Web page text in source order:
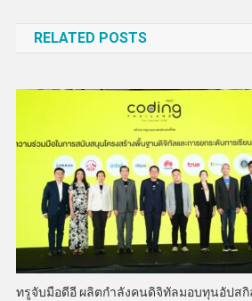
RELATED POSTS
ทรูจับมือดีอี ผลิตกำลังคนดิจิทัลมอบทุนอัปส